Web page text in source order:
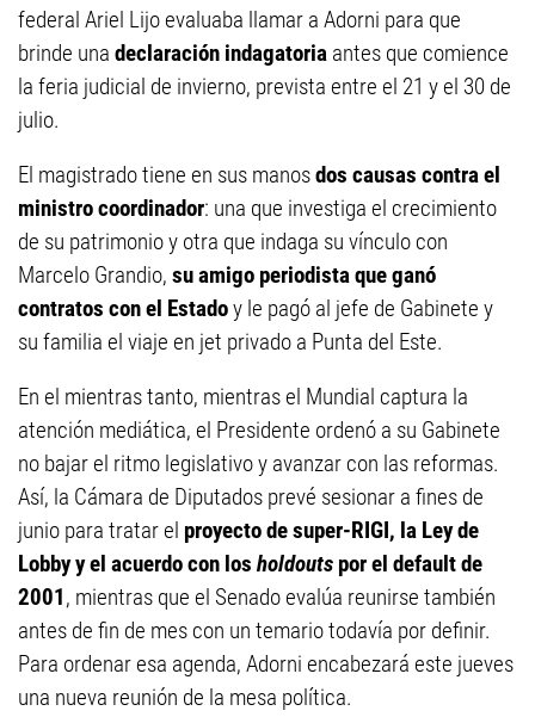
federal Ariel Lijo evaluaba llamar a Adorni para que
brinde una declaración indagatoria antes que comience
la feria judicial de invierno, prevista entre el 21 y el 30 de
julio.
El magistrado tiene en sus manosdos causas contra el
ministro coordinador: una que investiga el crecimiento
de su patrimonio y otra que indaga su vínculo con
Marcelo Grandio, su amigo periodista que ganó
contratos con el Estadoy le pagó al jefe de Gabinete y
su familia el viaje en jet privado a Punta del Este.
En el mientras tanto, mientras el Mundial captura la
atención mediática, el Presidente ordenó a su Gabinete
no bajar el ritmo legislativo y avanzar con las reformas.
Así, la Cámara de Diputados prevé sesionar a fines de
junio para tratar el proyecto de super-RIGI, la Ley de
Lobby y el acuerdo con los holdouts por el default de
2001, mientras que el Senado evalúa reunirse también
antes de fin de mes con un temario todavía por definir.
Para ordenar esa agenda, Adorni encabezará este jueves
una nueva reunión de la mesa política.